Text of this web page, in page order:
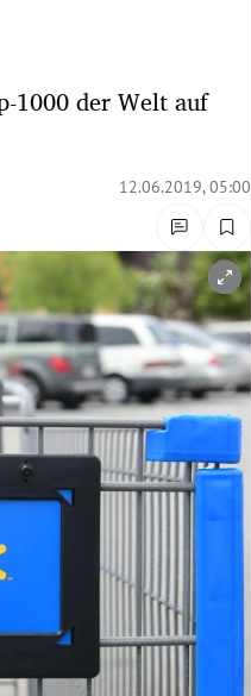
1000 der Welt auf
12.06.2019, 05:00